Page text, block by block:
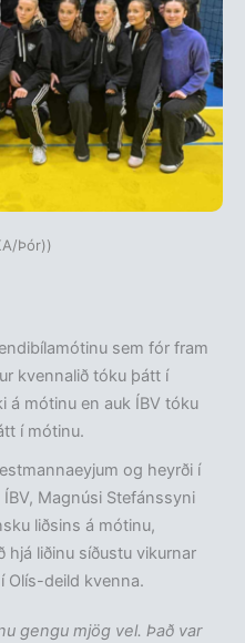
Þór))
sem fór fram
kvennalið tóku þátt í
á mótinu en auk ÍBV tóku
í mótinu.
og heyrði í
Magnúsi Stefánssyni
liðsins á mótinu,
hjá liðinu síðustu vikurnar
Olís-deild kvenna.
gengu mjög vel. Það var